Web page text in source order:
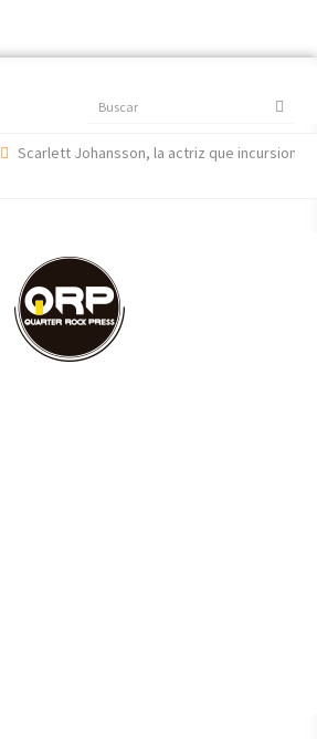
Buscar
Scarlett Johansson, la actriz que incursionó